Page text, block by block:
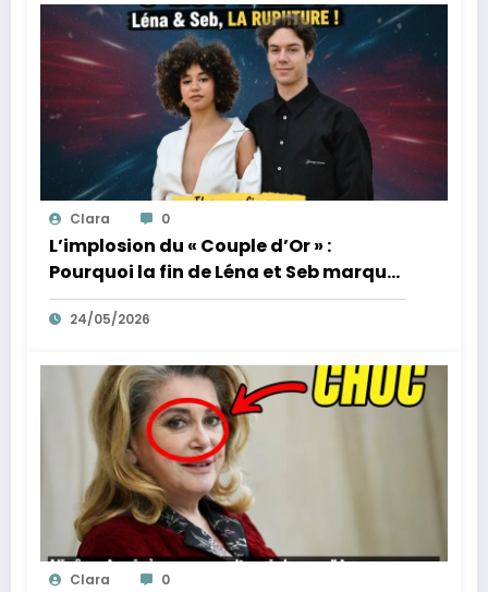
Clara 0
L’implosion du « Couple d’Or » :
Pourquoi la fin de Léna et Seb marque
la fin de l’innocence sur YouTube
24/05/2026
Clara 0